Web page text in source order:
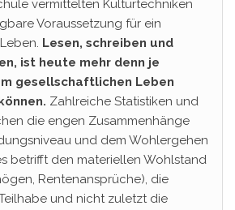
vermittelten Kulturtechniken
Voraussetzung für ein
Lesen, schreiben und
ist heute mehr denn je
gesellschaftlichen Leben
Zahlreiche Statistiken und
die engen Zusammenhänge
und dem Wohlergehen
betrifft den materiellen Wohlstand
Rentenansprüche), die
und nicht zuletzt die